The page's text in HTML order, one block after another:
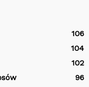
106
104
102
96